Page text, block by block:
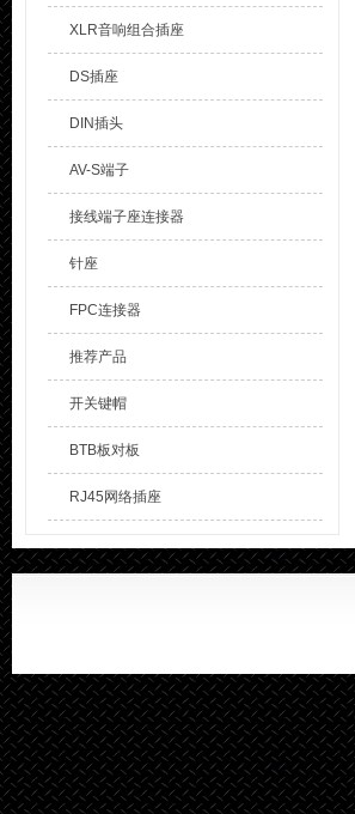
XLR音响组合插座
DS插座
DIN插头
AV-S端子
接线端子座连接器
针座
FPC连接器
推荐产品
开关键帽
BTB板对板
RJ45网络插座